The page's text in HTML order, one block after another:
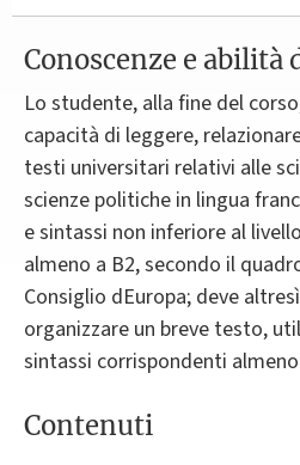
Conoscenze e abilità
Lo studente, alla fine del
capacità di leggere,
testi universitari relativi alle
scienze politiche in lingua
e sintassi non inferiore al
almeno a B2, secondo il
Consiglio dEuropa; deve
organizzare un breve testo,
sintassi corrispondenti
Contenuti